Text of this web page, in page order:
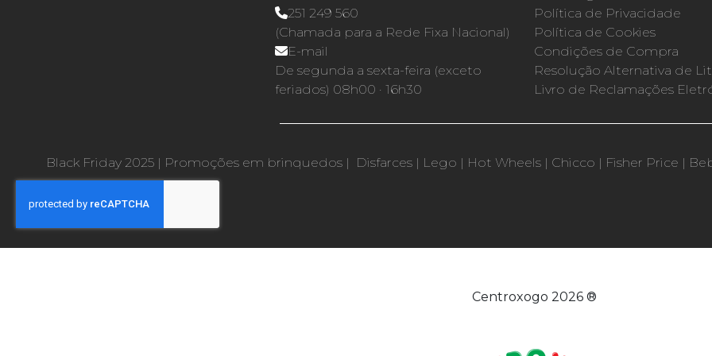
251 249 560
(Chamada para a Rede Fixa Nacional)
E-mail
De segunda a sexta-feira (exceto
feriados) 08h00 · 16h30
Política de Privacidade
Política de Cookies
Condições de Compra
Resolução Alternativa de
Livro de Reclamações
Black Friday 2025 | Promoções em brinquedos | Disfarces | Lego | Hot Wheels | Chicco | Fisher Price |
Centroxogo 2026 ®